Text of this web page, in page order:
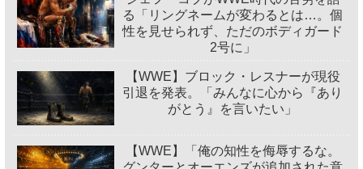
る「リングネームが変わるとは…。個
性を見せられず、ただのボディガード
2号に」
【WWE】ブロック・レスナーが現役
引退を発表。「みんなに心から『あり
がとう』を言いたい」
【WWE】「俺の知性を侮辱するな。